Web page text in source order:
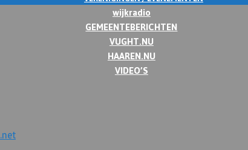
wijkradio
GEMEENTEBERICHTEN
VUGHT.NU
HAAREN.NU
VIDEO’S